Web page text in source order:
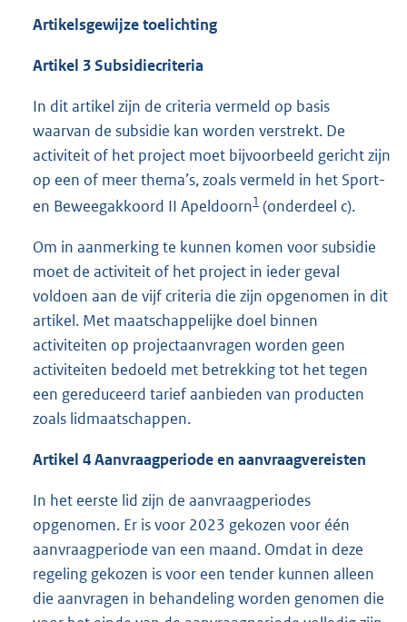
Artikelsgewijze toelichting
Artikel 3 Subsidiecriteria
In dit artikel zijn de criteria vermeld op basis
waarvan de subsidie kan worden verstrekt. De
activiteit of het project moet bijvoorbeeld gericht zijn
op een of meer thema’s, zoals vermeld in het Sport-
en Beweegakkoord II Apeldoorn1 (onderdeel c).
Om in aanmerking te kunnen komen voor subsidie
moet de activiteit of het project in ieder geval
voldoen aan de vijf criteria die zijn opgenomen in dit
artikel. Met maatschappelijke doel binnen
activiteiten op projectaanvragen worden geen
activiteiten bedoeld met betrekking tot het tegen
een gereduceerd tarief aanbieden van producten
zoals lidmaatschappen.
Artikel 4 Aanvraagperiode en aanvraagvereisten
In het eerste lid zijn de aanvraagperiodes
opgenomen. Er is voor 2023 gekozen voor één
aanvraagperiode van een maand. Omdat in deze
regeling gekozen is voor een tender kunnen alleen
die aanvragen in behandeling worden genomen die